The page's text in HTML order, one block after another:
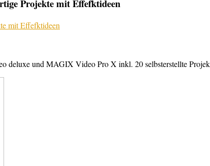
Projekte mit Effefktideen
deluxe und MAGIX Video Pro X inkl. 20 selbsterstellte